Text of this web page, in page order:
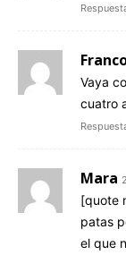
Vaya
cuatro
Mara
[quote
patas
el que